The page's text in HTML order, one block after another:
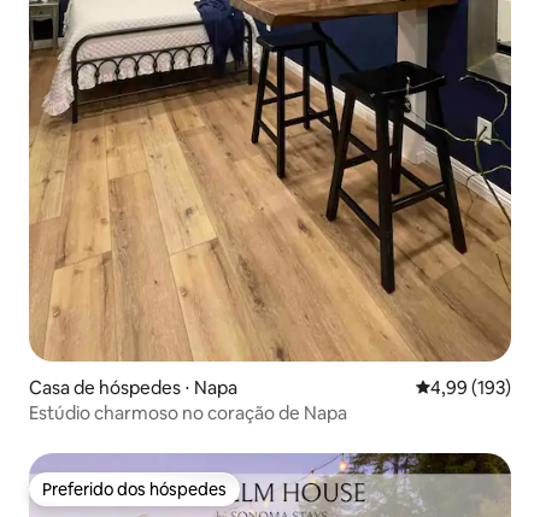
Casa de hóspedes ⋅ Napa 4,99 de uma
4,99 (193)
Estúdio charmoso no coração de Napa
Preferido dos hóspedes
Preferido dos hóspedes